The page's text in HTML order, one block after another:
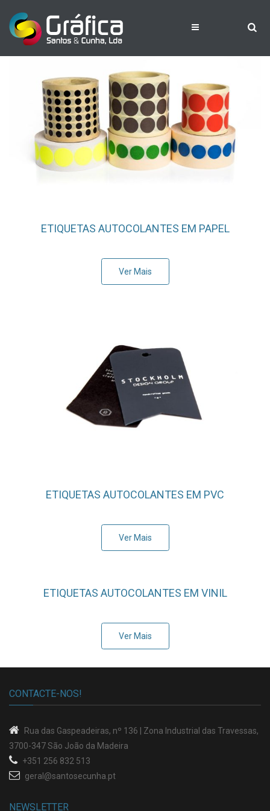
ETIQUETAS AUTOCOLANTES EM PAPEL
Ver Mais
ETIQUETAS AUTOCOLANTES EM PVC
Ver Mais
ETIQUETAS AUTOCOLANTES EM VINIL
Ver Mais
CONTACTE-NOS!
Rua das Gaspeadeiras, nº 136 | Zona Industrial das Travessas,
3700-347 São João da Madeira
+351 256 832 513
geral@santosecunha.pt
NEWSLETTER